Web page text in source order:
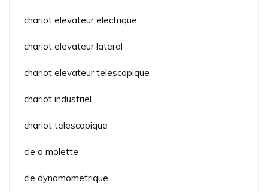
chariot elevateur electrique
chariot elevateur lateral
chariot elevateur telescopique
chariot industriel
chariot telescopique
cle a molette
cle dynamometrique